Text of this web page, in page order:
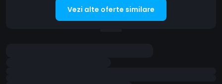
Vezi alte oferte similare